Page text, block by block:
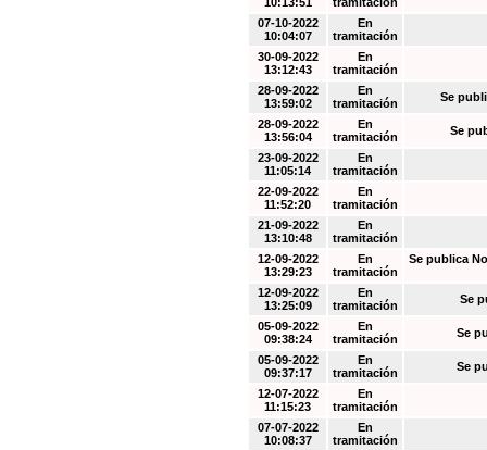
07-10-2022
10:04:07
En
tramitación
30-09-2022
13:12:43
En
tramitación
28-09-2022
13:59:02
En
tramitación
Se
28-09-2022
13:56:04
En
tramitación
Se
23-09-2022
11:05:14
En
tramitación
22-09-2022
11:52:20
En
tramitación
21-09-2022
13:10:48
En
tramitación
12-09-2022
13:29:23
En
tramitación
Se publica
12-09-2022
13:25:09
En
tramitación
Se
05-09-2022
09:38:24
En
tramitación
Se
05-09-2022
09:37:17
En
tramitación
Se
12-07-2022
11:15:23
En
tramitación
07-07-2022
10:08:37
En
tramitación